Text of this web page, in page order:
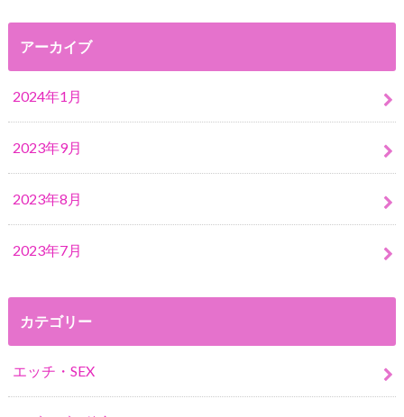
アーカイブ
2024年1月
2023年9月
2023年8月
2023年7月
カテゴリー
エッチ・SEX